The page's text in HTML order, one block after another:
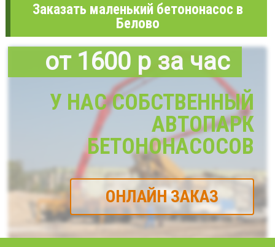
Заказать маленький бетононасос в
Белово
от 1600 р за час
У НАС СОБСТВЕННЫЙ
АВТОПАРК
БЕТОНОНАСОСОВ
ОНЛАЙН ЗАКАЗ